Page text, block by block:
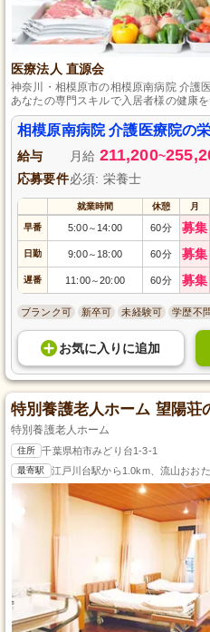
医療法人 直源会
神奈川・相模原市の相模原南病院 介護
あなたの専門スキルで入居者様の健康
た温かいケアで、入居者様の毎日を豊
ッフと一緒に成長し、ブランクがあっ
として安定したキャリアを築き、充実
しています！
相模原南病院 介護医療院の
給与 月給 211,200~
応募要件必須: 栄養士
就業時間 休憩 月
早番 5:00～ 14:00 60分 募集
日勤 9:00～ 18:00 60分 募集
遅番 11:00～20:00 60分 募集
ブランク可 新卒可 未経験可 学歴不
お気に入り に追加
特別養護老人ホーム 望陽荘
特別養護老人ホーム
住所 千葉県柏市みどり台1-3-1
最寄駅 江戸川台駅から1.0km、流山おお